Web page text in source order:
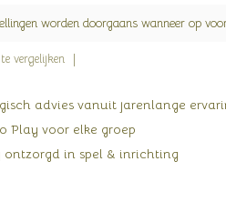
worden doorgaans wanneer op
vergelijken
advies vanuit jarenlange
Play voor elke groep
ontzorgd in spel & inrichting